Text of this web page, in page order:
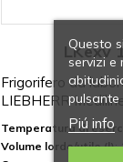
LKexv
Frigorifero da
LIEBHERR
Temperatura di
Volume lordo/utile (l):
Questo
servizi e
pulsante
Piú info